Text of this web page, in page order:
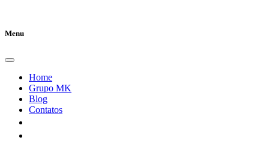
navigation
content
Menu
Home
Grupo MK
Blog
Contatos